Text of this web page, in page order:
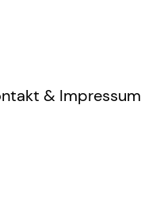
& Impressum